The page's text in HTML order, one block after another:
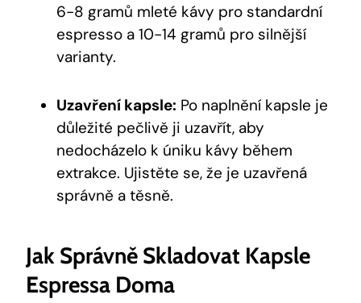
6-8 gramů mleté kávy pro standardní
espresso a 10-14 gramů pro silnější
varianty.
Uzavření kapsle: Po naplnění kapsle je
důležité pečlivě ji uzavřít, aby
nedocházelo k úniku kávy během
extrakce. Ujistěte se, že je uzavřená
správně a těsně.
Jak Správně Skladovat Kapsle
Espressa Doma